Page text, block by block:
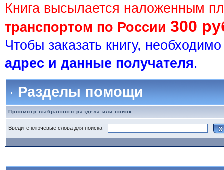
Книга высылается наложенным
транспортом по России 300
Чтобы заказать книгу,
адрес и данные получателя.
Разделы помощи
Просмотр выбранного раздела или поиск
Введите ключевые слова для поиска